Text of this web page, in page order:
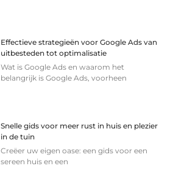
Effectieve strategieën voor Google Ads van
uitbesteden tot optimalisatie
Wat is Google Ads en waarom het
belangrijk is Google Ads, voorheen
Snelle gids voor meer rust in huis en plezier
in de tuin
Creëer uw eigen oase: een gids voor een
sereen huis en een